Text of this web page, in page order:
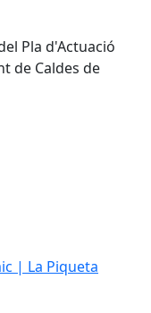
Pla d'Actuació
de Caldes de
| La Piqueta